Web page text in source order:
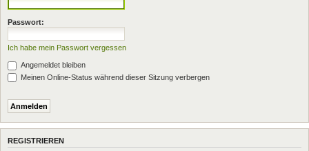
Passwort:
Ich habe mein Passwort vergessen
Angemeldet bleiben
Meinen Online-Status während dieser Sitzung verbergen
REGISTRIEREN